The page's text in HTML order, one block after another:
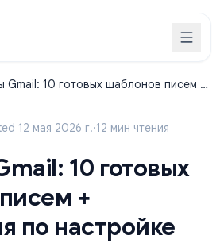
Gmail: 10 готовых шаблонов писем +
12 мая 2026 г.·12 мин чтения
10 готовых
+
по настройке